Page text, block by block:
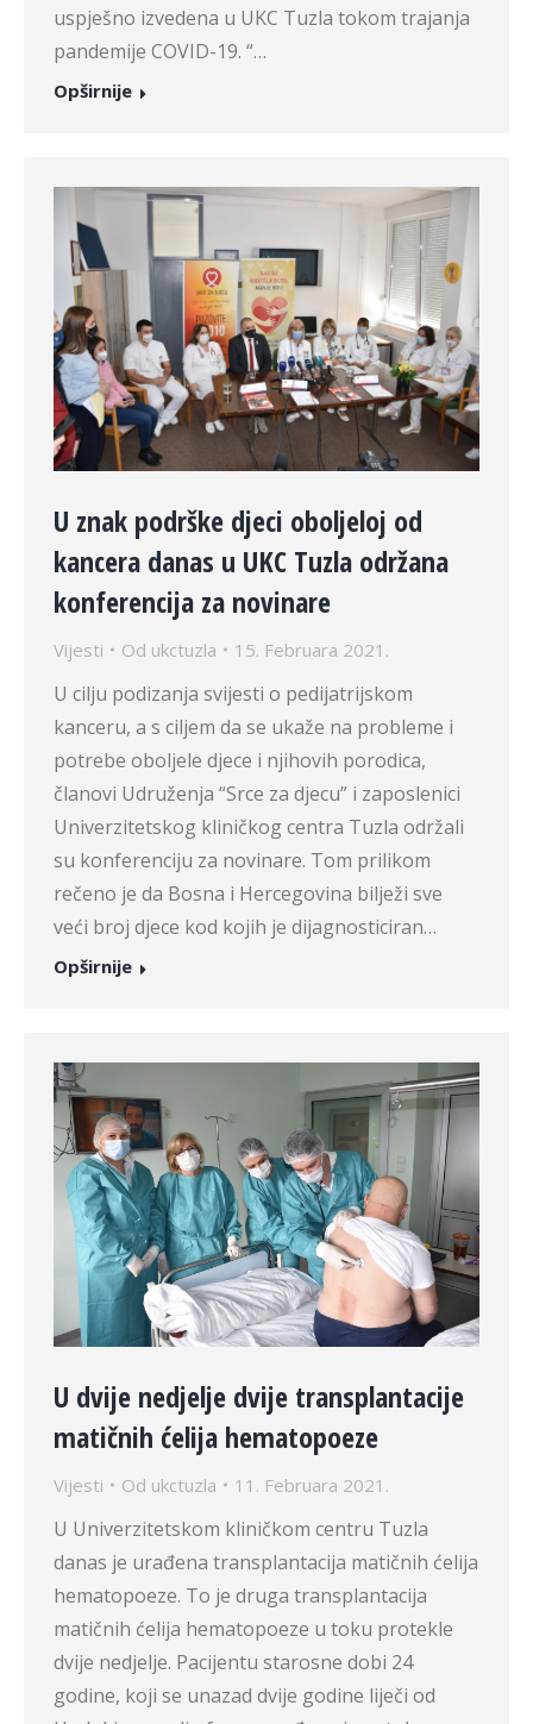
uspješno izvedena u UKC Tuzla tokom trajanja
pandemije COVID-19. “…
Opširnije
U znak podrške djeci oboljeloj od
kancera danas u UKC Tuzla održana
konferencija za novinare
Vijesti Od ukctuzla 15. Februara 2021.
U cilju podizanja svijesti o pedijatrijskom
kanceru, a s ciljem da se ukaže na probleme i
potrebe oboljele djece i njihovih porodica,
članovi Udruženja “Srce za djecu” i zaposlenici
Univerzitetskog kliničkog centra Tuzla održali
su konferenciju za novinare. Tom prilikom
rečeno je da Bosna i Hercegovina bilježi sve
veći broj djece kod kojih je dijagnosticiran…
Opširnije
U dvije nedjelje dvije transplantacije
matičnih ćelija hematopoeze
Vijesti Od ukctuzla 11. Februara 2021.
U Univerzitetskom kliničkom centru Tuzla
danas je urađena transplantacija matičnih ćelija
hematopoeze. To je druga transplantacija
matičnih ćelija hematopoeze u toku protekle
dvije nedjelje. Pacijentu starosne dobi 24
godine, koji se unazad dvije godine liječi od